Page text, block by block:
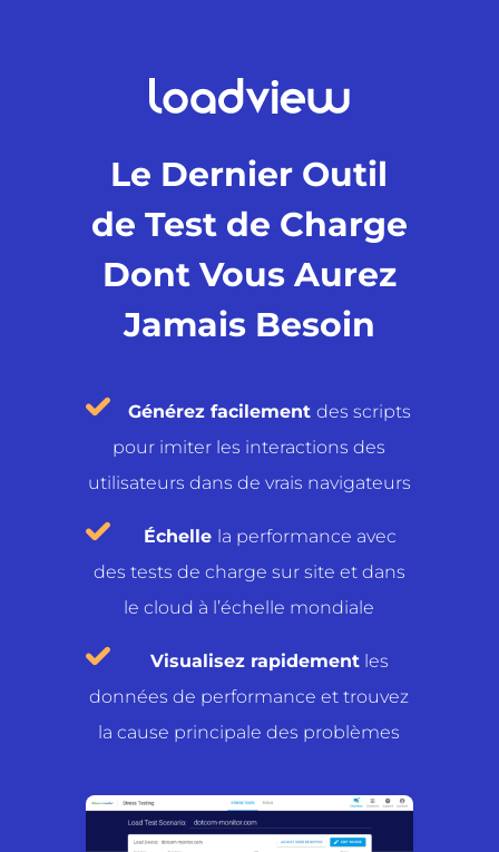
Le Dernier Outil
de Test de Charge
Dont Vous Aurez
Jamais Besoin
Générez facilementdes scripts
pour imiter les interactions des
utilisateurs dans de vrais navigateurs
Échelle la performance avec
des tests de charge sur site et dans
le cloud à l’échelle mondiale
Visualisez rapidement les
données de performance et trouvez
la cause principale des problèmes